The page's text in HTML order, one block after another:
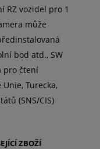
RZ vozidel pro 1
může
bod atd., SW
pro čtení
Turecka,
(SNS/CIS)
ZBOŽÍ